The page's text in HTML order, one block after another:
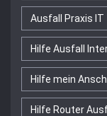
Ausfall Praxis IT
Hilfe Ausfall
Hilfe mein
Hilfe Router